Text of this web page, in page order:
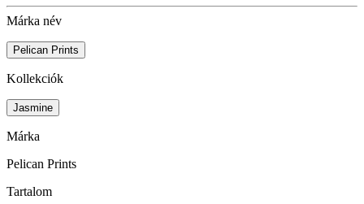
Márka név
Pelican Prints
Kollekciók
Jasmine
Márka
Pelican Prints
Tartalom